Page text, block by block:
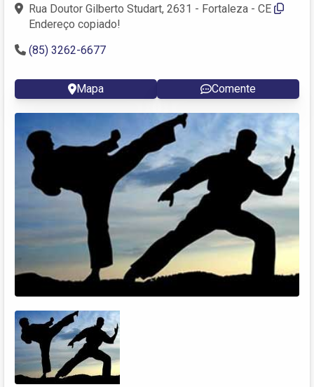
Rua Doutor Gilberto Studart, 2631 - Fortaleza - CE
Endereço copiado!
(85) 3262-6677
Mapa Comente